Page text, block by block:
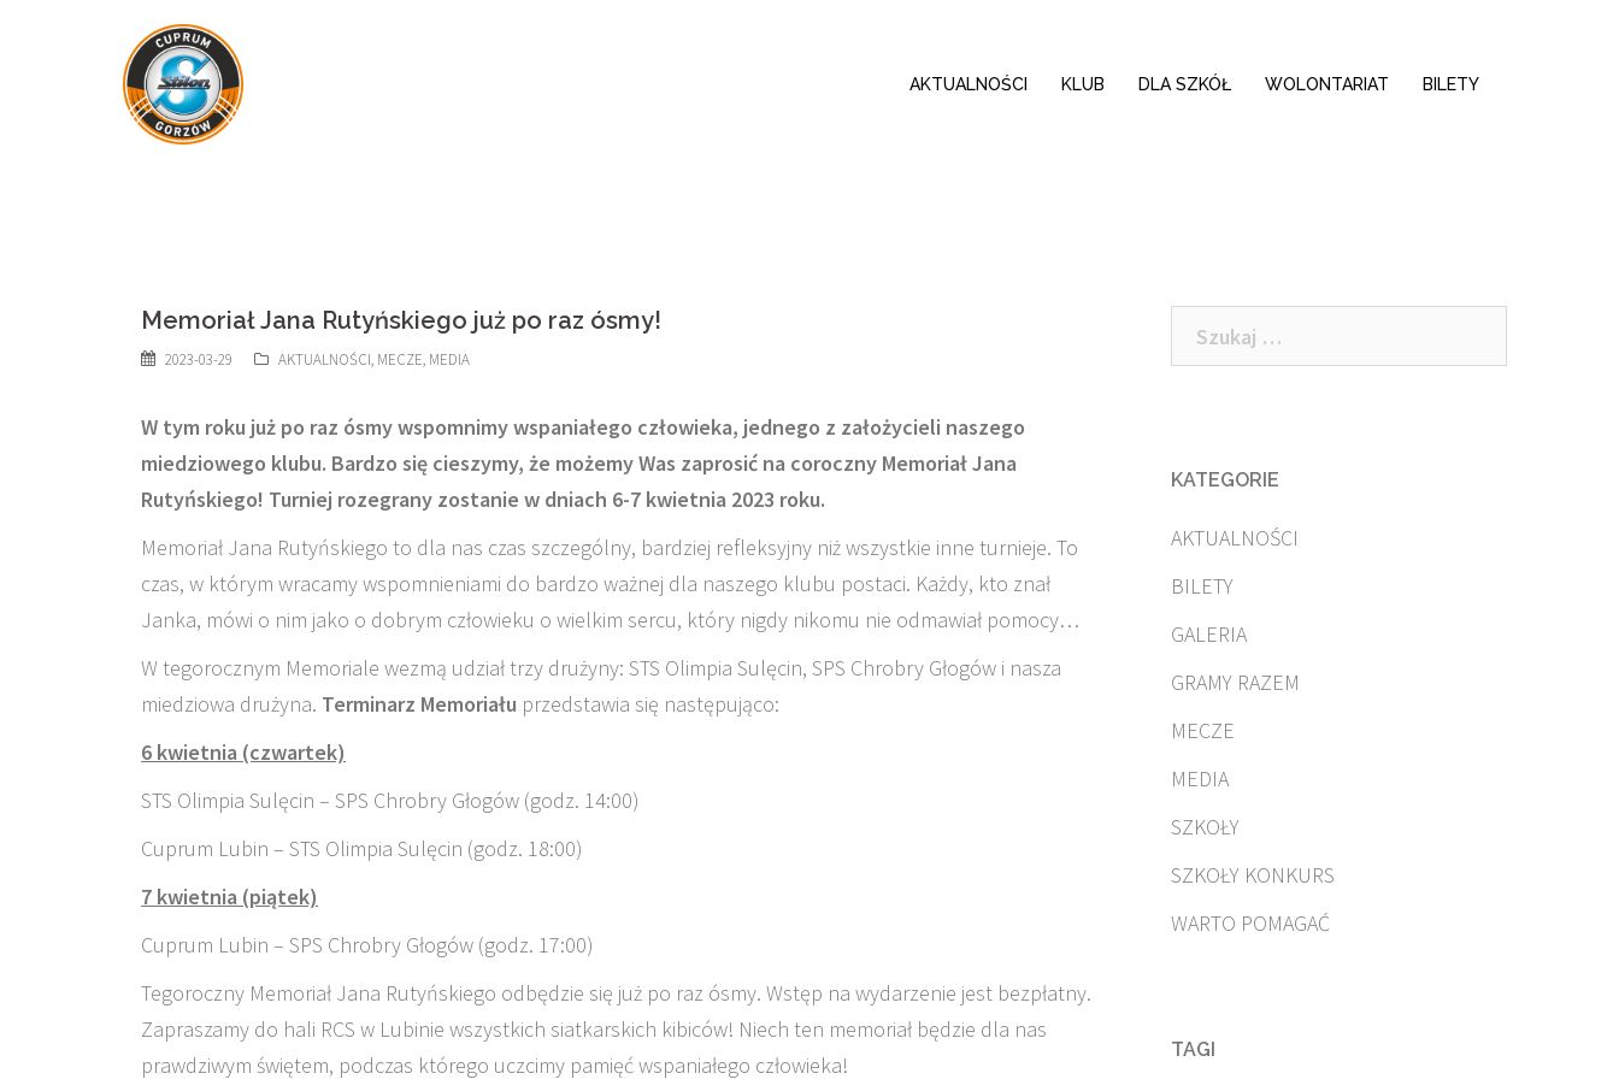
AKTUALNOŚCI KLUB DLA SZKÓŁ WOLONTARIAT BILETY
Memoriał Jana Rutyńskiego już po raz ósmy!
2023-03-29 AKTUALNOŚCI, MECZE, MEDIA
W tym roku już po raz ósmy wspomnimy wspaniałego człowieka, jednego z założycieli naszego
miedziowego klubu. Bardzo się cieszymy, że możemy Was zaprosić na coroczny Memoriał Jana
Rutyńskiego! Turniej rozegrany zostanie w dniach 6-7 kwietnia 2023 roku.
Memoriał Jana Rutyńskiego to dla nas czas szczególny, bardziej refleksyjny niż wszystkie inne turnieje. To
czas, w którym wracamy wspomnieniami do bardzo ważnej dla naszego klubu postaci. Każdy, kto znał
Janka, mówi o nim jako o dobrym człowieku o wielkim sercu, który nigdy nikomu nie odmawiał pomocy…
W tegorocznym Memoriale wezmą udział trzy drużyny: STS Olimpia Sulęcin, SPS Chrobry Głogów i nasza
miedziowa drużyna. Terminarz Memoriału przedstawia się następująco:
6 kwietnia (czwartek)
STS Olimpia Sulęcin – SPS Chrobry Głogów (godz. 14:00)
Cuprum Lubin – STS Olimpia Sulęcin (godz. 18:00)
7 kwietnia (piątek)
Cuprum Lubin – SPS Chrobry Głogów (godz. 17:00)
Tegoroczny Memoriał Jana Rutyńskiego odbędzie się już po raz ósmy. Wstęp na wydarzenie jest bezpłatny.
Zapraszamy do hali RCS w Lubinie wszystkich siatkarskich kibiców! Niech ten memoriał będzie dla nas
prawdziwym świętem, podczas którego uczcimy pamięć wspaniałego człowieka!
Szukaj:
KATEGORIE
AKTUALNOŚCI
BILETY
GALERIA
GRAMY RAZEM
MECZE
MEDIA
SZKOŁY
SZKOŁY KONKURS
WARTO POMAGAĆ
TAGI